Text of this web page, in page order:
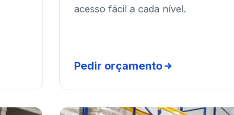
acesso fácil a cada nível.
Pedir orçamento